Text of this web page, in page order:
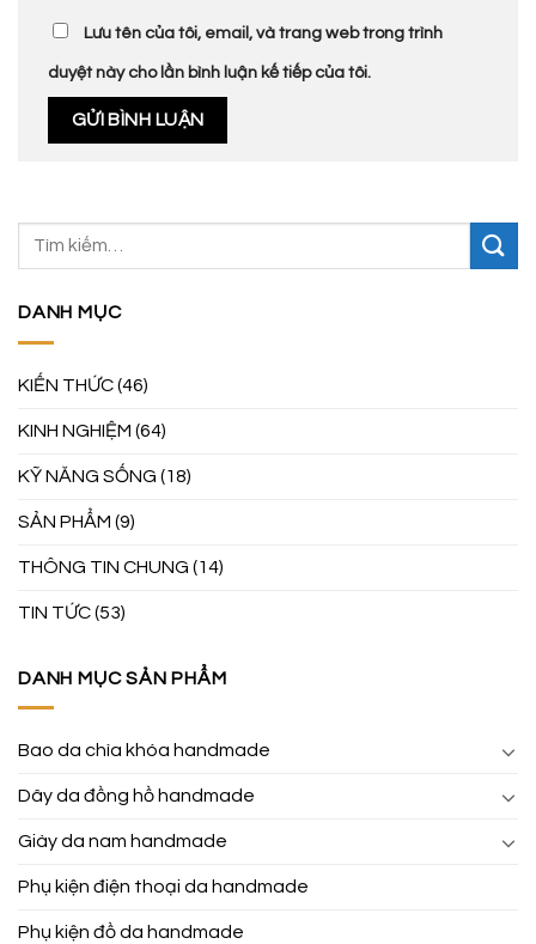
DANH MỤC
KIẾN THỨC(46)
KINH NGHIỆM (64)
KỸ NĂNG SỐNG (18)
SẢN PHẨM (9)
THÔNG TIN CHUNG (14)
TIN TỨC(53)
DANH MỤC SẢN PHẨM
Bao da chìa khóa handmade
Dây da đồng hồ handmade
Giày da nam handmade
Phụ kiện điện thoại da handmade
Phụ kiện đồ da handmade
Lưu tên của tôi, email, và trang web trong trình
duyệt này cho lần bình luận kế tiếp của tôi.